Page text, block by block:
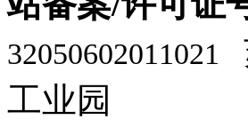
32050602011021
工业园